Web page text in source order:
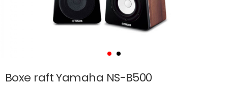
Boxe raft Yamaha NS-B500